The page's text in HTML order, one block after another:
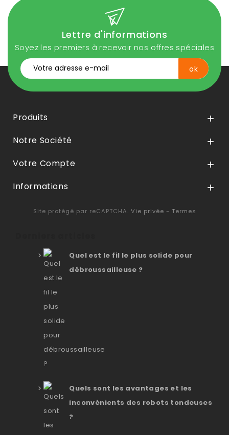
Lettre d'informations
Soyez les premiers à recevoir nos offres spéciales
Produits 
Notre Société 
Votre Compte 
Informations 
Site protégé par reCAPTCHA. Vie privée - Termes
Quel est le fil le plus solide pour
débroussailleuse ?
Quels sont les avantages et les
inconvénients des robots tondeuses
?